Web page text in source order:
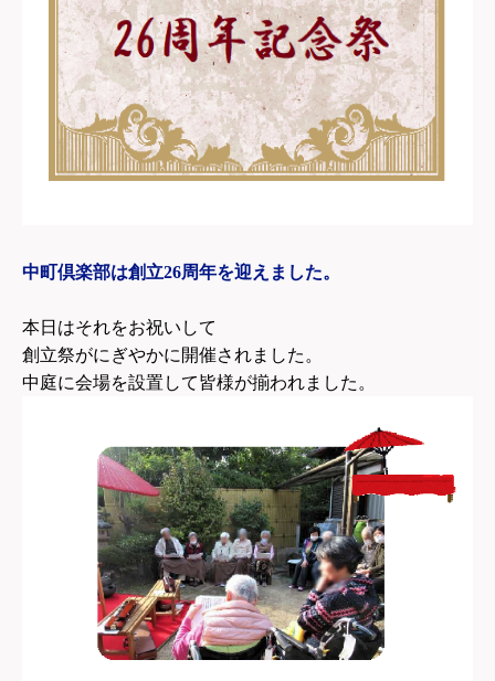
中町倶楽部は創立26周年を迎えました。
本日はそれをお祝いして
創立祭がにぎやかに開催されました。
中庭に会場を設置して皆様が揃われました。